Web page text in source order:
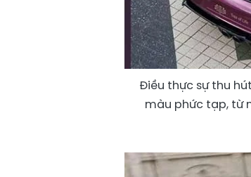
Điều thực sự thu
màu phức tạp, từ